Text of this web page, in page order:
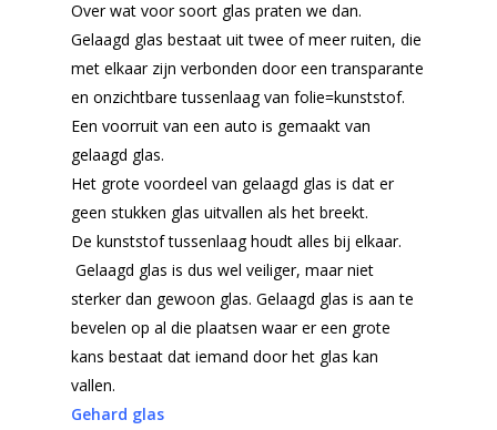
Over wat voor soort glas praten we dan.
Gelaagd glas bestaat uit twee of meer ruiten, die
met elkaar zijn verbonden door een transparante
en onzichtbare tussenlaag van folie=kunststof.
Een voorruit van een auto is gemaakt van
gelaagd glas.
Het grote voordeel van gelaagd glas is dat er
geen stukken glas uitvallen als het breekt.
De kunststof tussenlaag houdt alles bij elkaar.
Gelaagd glas is dus wel veiliger, maar niet
sterker dan gewoon glas. Gelaagd glas is aan te
bevelen op al die plaatsen waar er een grote
kans bestaat dat iemand door het glas kan
vallen.
Gehard glas